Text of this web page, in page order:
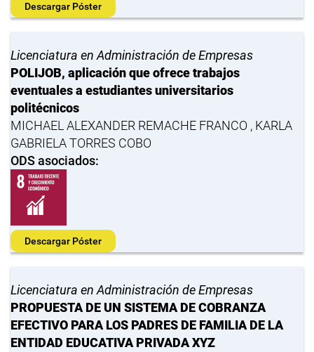
Descargar Póster
Licenciatura en Administración de Empresas
POLIJOB, aplicación que ofrece trabajos
eventuales a estudiantes universitarios
politécnicos
MICHAEL ALEXANDER REMACHE FRANCO , KARLA
GABRIELA TORRES COBO
ODS asociados:
Descargar Póster
Licenciatura en Administración de Empresas
PROPUESTA DE UN SISTEMA DE COBRANZA
EFECTIVO PARA LOS PADRES DE FAMILIA DE LA
ENTIDAD EDUCATIVA PRIVADA XYZ